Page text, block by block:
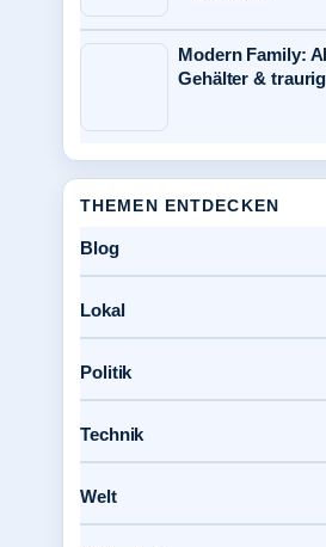
Modern Family:
Gehälter &
THEMEN ENTDECKEN
Blog
Lokal
Politik
Technik
Welt